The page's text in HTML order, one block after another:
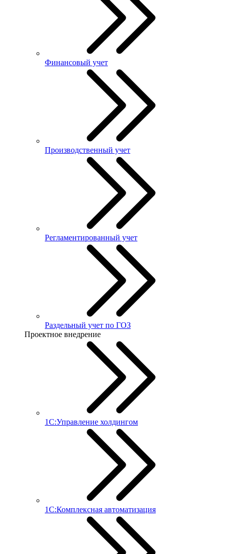
Финансовый учет
Производственный учет
Регламентированный учет
Раздельный учет по ГОЗ
Проектное внедрение
1С:Управление холдингом
1С:Комплексная автоматизация